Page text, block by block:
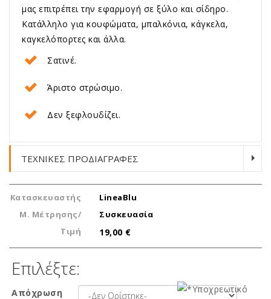
μας επιτρέπει την εφαρμογή σε ξύλο και σίδηρο.
Κατάλληλο για κουφώματα, μπαλκόνια, κάγκελα,
καγκελόπορτες και άλλα.
Σατινέ.
Άριστο στρώσιμο.
Δεν ξεφλουδίζει.
ΤΕΧΝΙΚΕΣ ΠΡΟΔΙΑΓΡΑΦΕΣ
Κατασκευαστής
LineaBlu
Μ. Μέτρησης/
Συσκευασία
Τιμή
19,00 €
Επιλέξτε:
Απόχρωση